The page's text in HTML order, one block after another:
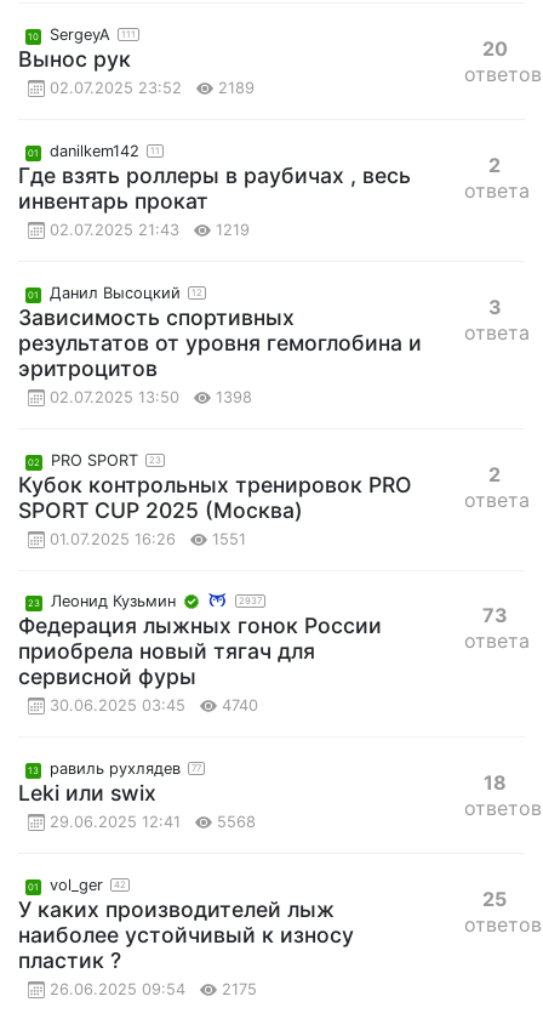
10 SergeyA 111
Вынос рук
02.07.2025 23:52 2189
20
ответов
01 danilkem142 11
Где взять роллеры в раубичах , весь
инвентарь прокат
02.07.2025 21:43 1219
2
ответа
01 Данил Высоцкий 12
Зависимость спортивных
результатов от уровня гемоглобина и
эритроцитов
02.07.2025 13:50 1398
3
ответа
02 PRO SPORT 23
Кубок контрольных тренировок PRO
SPORT CUP 2025 (Москва)
01.07.2025 16:26 1551
2
ответа
23 Леонид Кузьмин 2937
Федерация лыжных гонок России
приобрела новый тягач для
сервисной фуры
30.06.2025 03:45 4740
73
ответа
13 равиль рухлядев 77
Leki или swix
29.06.2025 12:41 5568
18
ответов
01 vol_ger 42
У каких производителей лыж
наиболее устойчивый к износу
пластик ?
26.06.2025 09:54 2175
25
ответов